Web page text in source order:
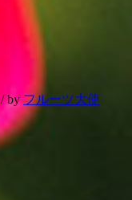
/byフルーツ大使